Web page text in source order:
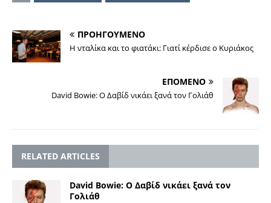
ΠΡΟΗΓΟΥΜΕΝΟ
Η νταλίκα και το φιατάκι: Γιατί κέρδισε ο Κυριάκος
ΕΠΟΜΕΝΟ
David Bowie: Ο Δαβίδ νικάει ξανά τον Γολιάθ
RELATED ARTICLES
David Bowie: Ο Δαβίδ νικάει ξανά τον
Γολιάθ